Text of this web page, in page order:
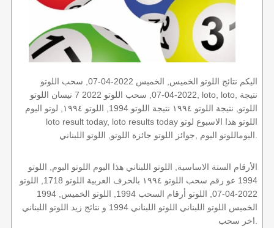
اليكم نتائج اللوتو الخميس, الخميس 2022-04-07, سحب اللوتو
2022-04-07, سحب اللوتو 2022 7 نيسان اللوتو, loto, loto, نتيجة
اللوتو, نتيجة اللوتو ١٩٩٤ نتيجة اللوتو 1994, اللوتو ١٩٩٤, لوتو اليوم
loto result today, loto results today اللوتو هذا الاسبوع لوتو
الأرقام الستة الاساسية, اللوتو اللبناني هذا اليوم اللوتو اليوم, اللوتو
1994 عو رقم سحب اللوتو ١٩٩٤ بالحرف العربية اللوتو 1718, اللوتو
2022-04-07, اللوتو أرقام السحب 1994, اللوتو الخميس, 1994
الخميس اللوتو اللبناني اللوتو اللبناني 1994 و نتائج زيد اللوتو اللبناني